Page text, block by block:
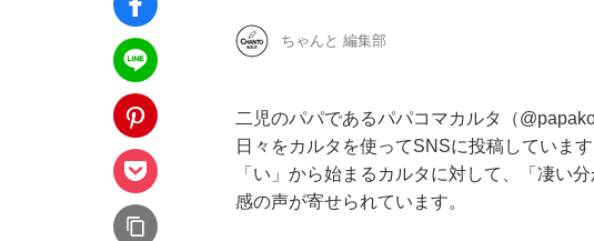
ちゃんと 編集部
二児のパパであるパパコマカルタ（
日々をカルタを使ってSNSに投稿していま
「い」から始まるカルタに対して、「凄い
感の声が寄せられています。